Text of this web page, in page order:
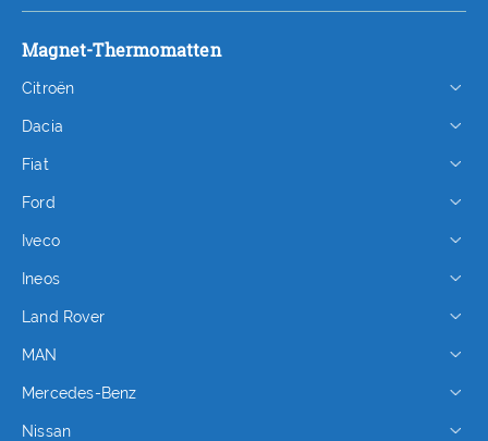
Magnet-Thermomatten
Citroën
Dacia
Fiat
Ford
Iveco
Ineos
Land Rover
MAN
Mercedes-Benz
Nissan